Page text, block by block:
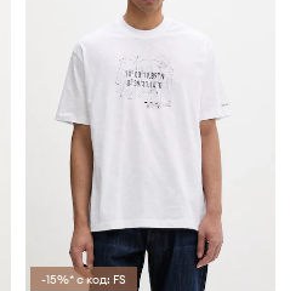
-15%* с код: FS